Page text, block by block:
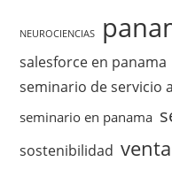
NEUROCIENCIAS
salesforce en panama
seminario de servicio
seminario en panama
sostenibilidad